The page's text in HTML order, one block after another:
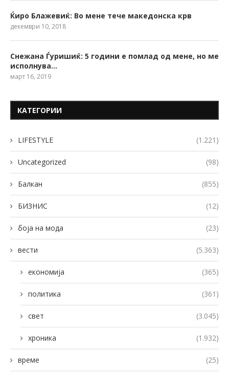
Ќиро Блажевиќ: Во мене тече македонска крв
декември 10, 2018
Снежана Ѓуришиќ: 5 години е помлад од мене, но ме
исполнува…
март 16, 2019
КАТЕГОРИИ
LIFESTYLE (1.221)
Uncategorized (98)
Балкан (855)
БИЗНИС (12)
боја на мода (23)
вести (5.363)
економија (365)
политика (361)
свет (3.045)
хроника (1.932)
време (25)